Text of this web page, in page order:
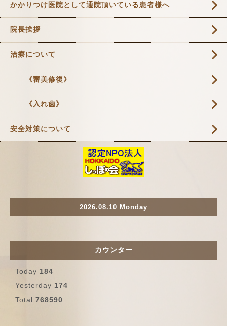
かかりつけ医院として通院頂いている患者様へ
院長挨拶
治療について
《審美修復》
《入れ歯》
安全対策について
2026.08.10 Monday
カウンター
Today 184
Yesterday 174
Total 768590